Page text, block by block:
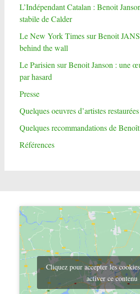
L’Indépendant Catalan : Benoit
stabile de Calder
Le New York Times sur Benoit
behind the wall
Le Parisien sur Benoit Janson : une
par hasard
Presse
Quelques oeuvres d’artistes restaurées
Quelques recommandations de
Références
Cliquez pour accepter les
activer ce contenu